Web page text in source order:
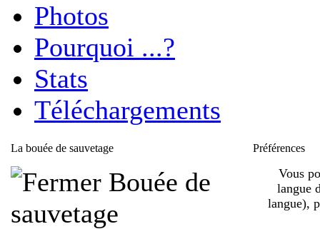
Photos
Pourquoi ...?
Stats
Téléchargements
La bouée de sauvetage
Bouée de
sauvetage
Préférences
Vous
langue
langue),